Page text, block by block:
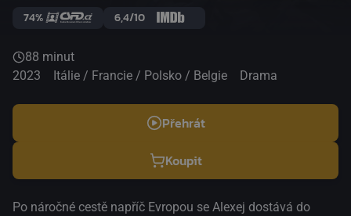
74% 6,4/10
88 minut
2023
Itálie / Francie / Polsko / Belgie Drama
Přehrát
Koupit
Po náročné cestě napříč Evropou se Alexej dostává do